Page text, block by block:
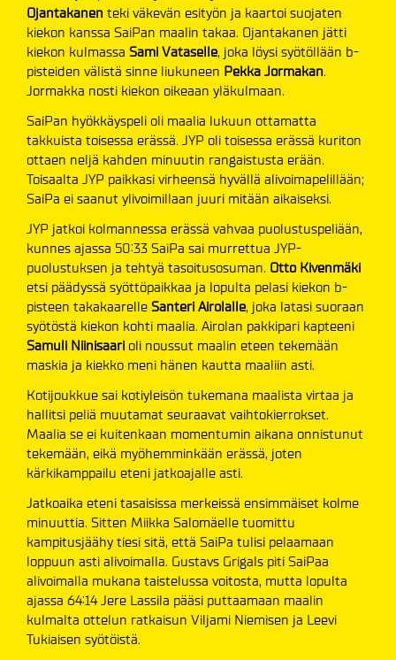
Ojantakanen teki väkevän esityön ja kaartoi suojaten
kiekon kanssa SaiPan maalin takaa. Ojantakanen jätti
kiekon kulmassa Sami Vataselle, joka löysi syötöllään b-
pisteiden välistä sinne liukuneen Pekka Jormakan.
Jormakka nosti kiekon oikeaan yläkulmaan.
SaiPan hyökkäyspeli oli maalia lukuun ottamatta
takkuista toisessa erässä. JYP oli toisessa erässä kuriton
ottaen neljä kahden minuutin rangaistusta erään.
Toisaalta JYP paikkasi virheensä hyvällä alivoimapelillään;
SaiPa ei saanut ylivoimillaan juuri mitään aikaiseksi.
JYP jatkoi kolmannessa erässä vahvaa puolustuspeliään,
kunnes ajassa 50:33 SaiPa sai murrettua JYP-
puolustuksen ja tehtyä tasoitusosuman. Otto Kivenmäki
etsi päädyssä syöttöpaikkaa ja lopulta pelasi kiekon b-
pisteen takakaarelle Santeri Airolalle, joka latasi suoraan
syötöstä kiekon kohti maalia. Airolan pakkipari kapteeni
Samuli Niinisaari oli noussut maalin eteen tekemään
maskia ja kiekko meni hänen kautta maaliin asti.
Kotijoukkue sai kotiyleisön tukemana maalista virtaa ja
hallitsi peliä muutamat seuraavat vaihtokierrokset.
Maalia se ei kuitenkaan momentumin aikana onnistunut
tekemään, eikä myöhemminkään erässä, joten
kärkikamppailu eteni jatkoajalle asti.
Jatkoaika eteni tasaisissa merkeissä ensimmäiset kolme
minuuttia. Sitten Miikka Salomäelle tuomittu
kampitusjäähy tiesi sitä, että SaiPa tulisi pelaamaan
loppuun asti alivoimalla. Gustavs Grigals piti SaiPaa
alivoimalla mukana taistelussa voitosta, mutta lopulta
ajassa 64:14 Jere Lassila pääsi puttaamaan maalin
kulmalta ottelun ratkaisun Viljami Niemisen ja Leevi
Tukiaisen syötöistä.